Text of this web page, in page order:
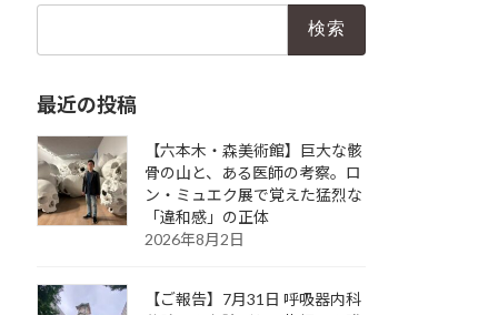
最近の投稿
【六本木・森美術館】巨大な骸
骨の山と、ある医師の考察。ロ
ン・ミュエク展で覚えた猛烈な
「違和感」の正体
2026年8月2日
【ご報告】7月31日 呼吸器内科